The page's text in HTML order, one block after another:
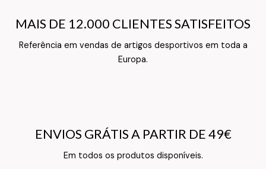
MAIS DE 12.000 CLIENTES SATISFEITOS
Referência em vendas de artigos desportivos em toda a
Europa.
MAIS DE 12.000 CLIENTES SATISFEITOS
Texto do Verso do Cartão de Informação
ENVIOS GRÁTIS A PARTIR DE 49€
Em todos os produtos disponíveis.
ENVIOS GRÁTIS A PARTIR DE 49€
Texto do Verso do Cartão de Informação